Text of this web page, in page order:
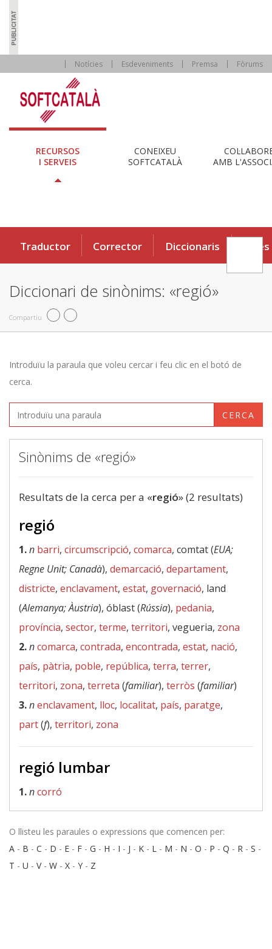
Notícies Esdeveniments Premsa Fòrums
RECURSOS
I SERVEIS
CONEIXEU
SOFTCATALÀ
AMB
Traductor Corrector Diccionaris Eines
Diccionari de sinònims: «regió»
Compartiu
Introduïu la paraula que voleu cercar i feu clic en el botó de
cerca.
CERCA
Sinònims de «regió»
Resultats de la cerca per a «regió» (2 resultats)
regió
1.n barri, circumscripció, comarca, comtat (EUA;
Regne Unit; Canadà), demarcació, departament,
districte, enclavament, estat, governació, land
(Alemanya; Àustria), óblast (Rússia), pedania,
província, sector, terme, territori, vegueria, zona
2.ncomarca, contrada, encontrada, estat, nació,
país, pàtria, poble, república, terra, terrer,
territori, zona, terreta (familiar), terròs (familiar)
3.nenclavament, lloc, localitat, país, paratge,
part(f), territori, zona
regió lumbar
1.ncorró
O llisteu les paraules o expressions que comencen per:
A - B - C - D - E - F - G - H - I - J - K - L - M - N - O - P - Q - R - S -
T - U - V- W - X - Y - Z